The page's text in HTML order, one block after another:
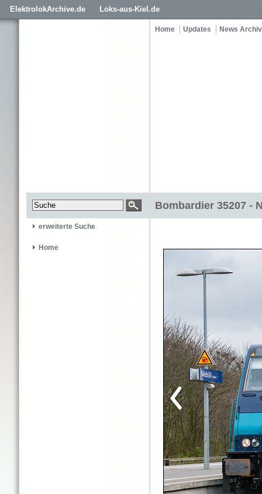
ElektrolokArchive.de Loks-aus-Kiel.de
Home Updates News Archiv
Bombardier 35207 -
erweiterte Suche
Home